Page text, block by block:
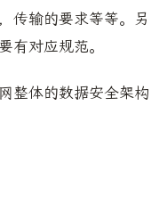
传输的要求等等。另
有对应规范。
整体的数据安全架构